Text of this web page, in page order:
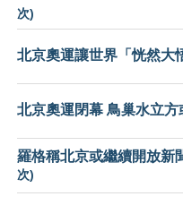
次)
北京奧運讓世界「恍然大
北京奧運閉幕 鳥巢水立方
羅格稱北京或繼續開放新
次)